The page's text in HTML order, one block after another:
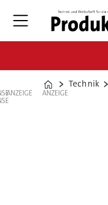
Home
Technik
ANZEIGE ANZEIGE